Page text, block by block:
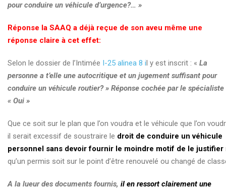
pour conduire un véhicule d’urgence?… »
Réponse la SAAQ a déjà reçue de son aveu même une
réponse claire à cet effet:
Selon le dossier de l’Intimée I-25 alinea 8 il y est inscrit : « La
personne a t’elle une autocritique et un jugement suffisant pour
conduire un véhicule routier? » Réponse cochée par le spécialiste
« Oui »
Que ce soit sur le plan que l’on voudra et le véhicule que l’on
il serait excessif de soustraire le droit de conduire un véhicule
personnel sans devoir fournir le moindre motif de le justifier
qu’un permis soit sur le point d’être renouvelé ou changé de
A la lueur des documents fournis, il en ressort clairement une